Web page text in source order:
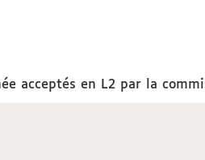
acceptés en L2 par la